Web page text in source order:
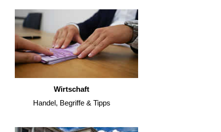
Wirtschaft
Handel, Begriffe & Tipps